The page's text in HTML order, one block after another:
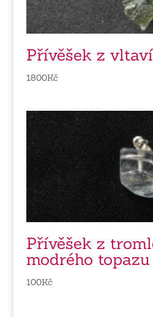
Přívěšek z
1800Kč
Přívěšek z
modrého topazu
100Kč